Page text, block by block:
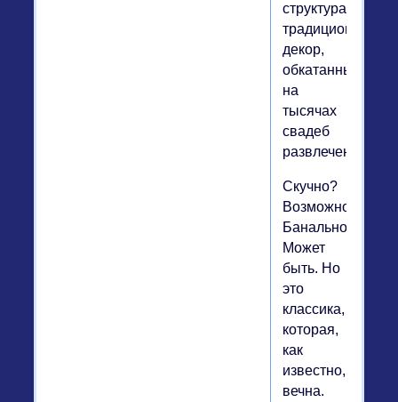
структура,
традиционный
декор,
обкатанные
на
тысячах
свадеб
развлечения…
Скучно?
Возможно.
Банально.
Может
быть. Но
это
классика,
которая,
как
известно,
вечна.